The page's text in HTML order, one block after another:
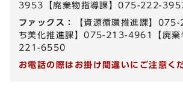
3953【廃棄物指導課】075-222-
ファックス：
【資源循環推進課】
ち美化推進課】075-213-4961【廃棄
221-6550
お電話の際はお掛け間違いにご注意く